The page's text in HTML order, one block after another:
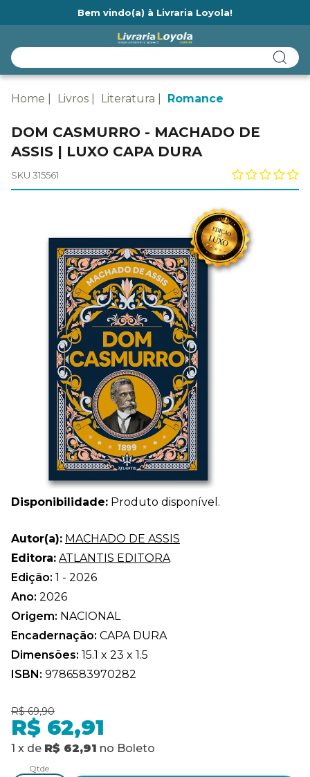
Bem vindo(a) à Livraria Loyola!
Home Livros Literatura Romance
DOM CASMURRO - MACHADO DE
ASSIS | LUXO CAPA DURA
SKU 315561
Disponibilidade: Produto disponível.
Autor(a): MACHADO DE ASSIS
Editora: ATLANTIS EDITORA
Edição: 1 - 2026
Ano: 2026
Origem: NACIONAL
Encadernação: CAPA DURA
Dimensões: 15.1 x 23 x 1.5
ISBN: 9786583970282
R$ 69,90
R$ 62,91
1 x de R$ 62,91 no Boleto
Qtde.